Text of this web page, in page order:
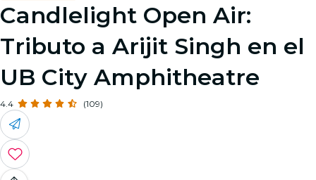
Candlelight Open Air:
Tributo a Arijit Singh en el
UB City Amphitheatre
4.4 (109)